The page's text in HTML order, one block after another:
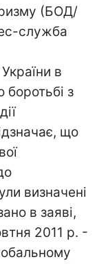
(БОД/
служба
в
з
що
визначені
в заяві,
2011 р. -